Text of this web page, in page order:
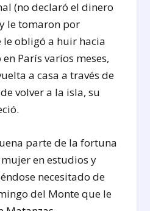
(no declaró el dinero
le tomaron por
obligó a huir hacia
París varios meses,
a casa a través de
volver a la isla, su
parte de la fortuna
en estudios y
necesitado de
del Monte que le